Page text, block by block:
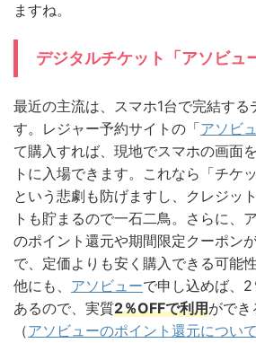
ますね。
デジタルチケット「アソビュ
最近の主流は、スマホ1台で完結す
す。レジャー予約サイトの「アソビ
て購入すれば、現地でスマホの画面
トに入場できます。これなら「チケ
という悲劇も防げますし、クレジッ
トも貯まるので一石二鳥。さらに、
のポイント還元や期間限定クーポン
で、定価よりも安く購入できる可能
他にも、 アソビューで申し込めば、
あるので、実質2％OFFで利用ができ
（アソビューのポイント還元につい